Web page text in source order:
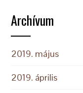
Archívum
2019. május
2019. április